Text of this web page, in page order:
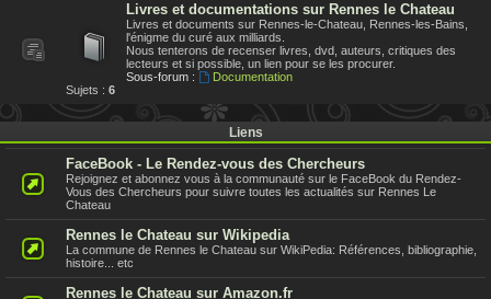
Livres et documentations sur Rennes le Chateau
Livres et documents sur Rennes-le-Chateau, Rennes-les-Bains,
l'énigme du curé aux milliards.
Nous tenterons de recenser livres, dvd, auteurs, critiques des
lecteurs et si possible, un lien pour se les procurer.
Sous-forum :
Documentation
Sujets : 6
Liens
FaceBook - Le Rendez-vous des Chercheurs
Rejoignez et abonnez vous à la communauté sur le FaceBook du Rendez-
Vous des Chercheurs pour suivre toutes les actualités sur Rennes Le
Chateau
Rennes le Chateau sur Wikipedia
La commune de Rennes le Chateau sur WikiPedia: Références, bibliographie,
histoire... etc
Rennes le Chateau sur Amazon.fr